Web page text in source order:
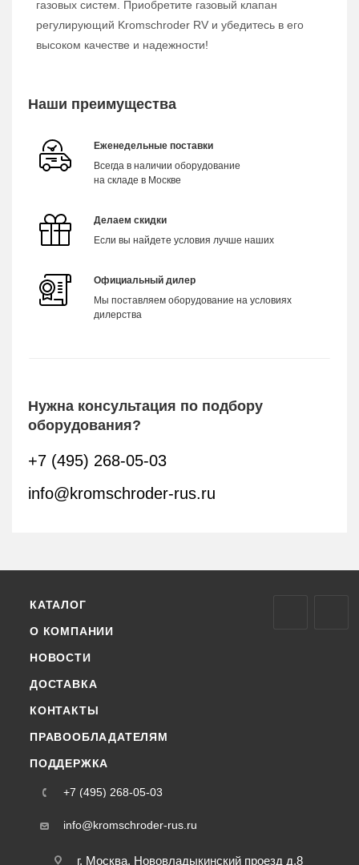
газовых систем. Приобретите газовый клапан
регулирующий Kromschroder RV и убедитесь в его
высоком качестве и надежности!
Наши преимущества
Еженедельные поставки
Всегда в наличии оборудование
на складе в Москве
Делаем скидки
Если вы найдете условия лучше наших
Официальный дилер
Мы поставляем оборудование на условиях
дилерства
Нужна консультация по подбору
оборудования?
+7 (495) 268-05-03
info@kromschroder-rus.ru
КАТАЛОГ
О КОМПАНИИ
НОВОСТИ
ДОСТАВКА
КОНТАКТЫ
ПРАВООБЛАДАТЕЛЯМ
ПОДДЕРЖКА
+7 (495) 268-05-03
info@kromschroder-rus.ru
г. Москва, Нововладыкинский проезд д.8